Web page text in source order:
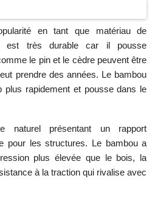
en tant que matériau de
est très durable car il pousse
le pin et le cèdre peuvent être
prendre des années. Le bambou
plus rapidement et pousse dans le
naturel présentant un rapport
pour les structures. Le bambou a
plus élevée que le bois, la
à la traction qui rivalise avec